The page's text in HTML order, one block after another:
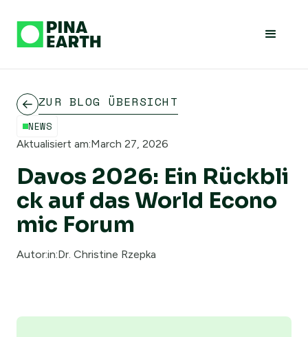
ZUR BLOG ÜBERSICHT
NEWS
Aktualisiert am:March 27, 2026
Davos 2026: Ein Rückbli
ck auf das World Econo
mic Forum
Autor:in:Dr. Christine Rzepka